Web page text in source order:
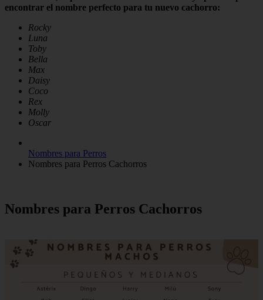
encontrar el nombre perfecto para tu nuevo cachorro:
Rocky
Luna
Toby
Bella
Max
Daisy
Coco
Rex
Molly
Oscar
Nombres para Perros
Nombres para Perros Cachorros
Nombres para Perros Cachorros